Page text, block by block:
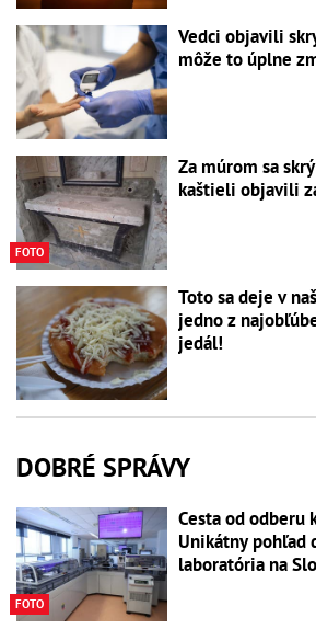
Vedci objavili
môže to úplne
FOTO
Za múrom sa
kaštieli objavili
Toto sa deje v
jedno z
jedál!
DOBRÉ SPRÁVY
FOTO
Cesta od odberu
Unikátny pohľad
laboratória na